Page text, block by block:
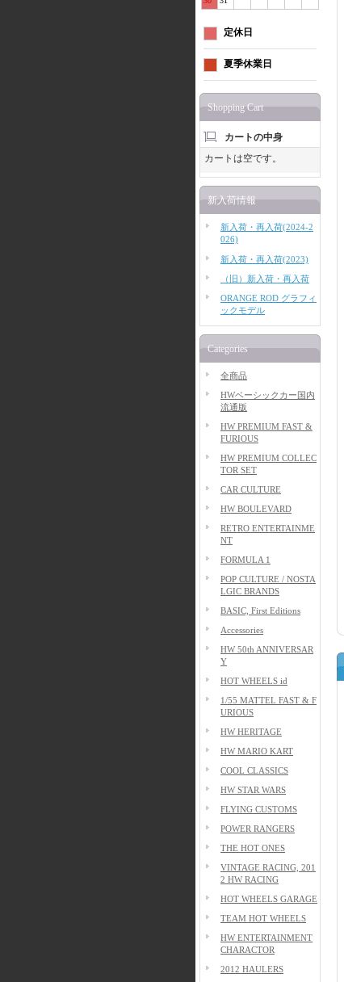
定休日
夏季休業日
Shopping Cart
カートの中身
カートは空です。
新入荷情報
新入荷・再入荷(2024-2
026)
新入荷・再入荷(2023)
（旧）新入荷・再入荷
ORANGE ROD グラフィ
ックモデル
Categories
全商品
HWベーシックカー国内
流通版
HW PREMIUM FAST &
FURIOUS
HW PREMIUM COLLEC
TOR SET
CAR CULTURE
HW BOULEVARD
RETRO ENTERTAINME
NT
FORMULA 1
POP CULTURE / NOSTA
LGIC BRANDS
BASIC, First Editions
Accessories
HW 50th ANNIVERSAR
Y
HOT WHEELS id
1/55 MATTEL FAST & F
URIOUS
HW HERITAGE
HW MARIO KART
COOL CLASSICS
HW STAR WARS
FLYING CUSTOMS
POWER RANGERS
THE HOT ONES
VINTAGE RACING, 201
2 HW RACING
HOT WHEELS GARAGE
TEAM HOT WHEELS
HW ENTERTAINMENT
CHARACTOR
2012 HAULERS